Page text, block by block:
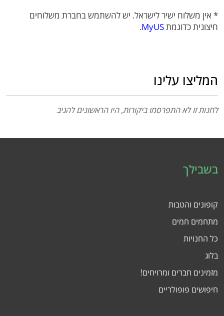
* אין משלוח ישיר לישראל. יש להשתמש בחברת משלוחים
חיצונית כדוגמתMyUS
.
המליצו עלינו
לחנות זו לא התפרסמו ביקורות, היו הראשונים להגיב
בשבילך
קופונים והטבות
מתחמים חמים
כל החנויות
בלוג
מזמינים חברים ומרויחים!
חיפושים פופולריים